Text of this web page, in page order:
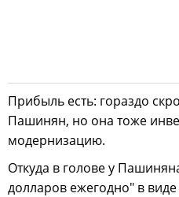
Прибыль есть: гораздо
Пашинян, но она тоже
модернизацию.
Откуда в голове у
долларов ежегодно" в